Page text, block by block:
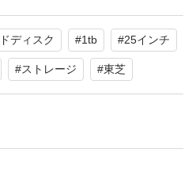
ディスク #1tb #25インチ
#ストレージ #東芝